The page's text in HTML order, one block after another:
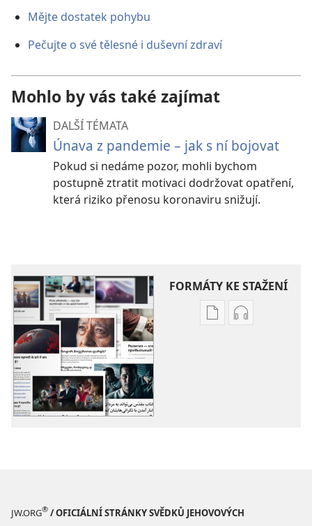
Mějte dostatek pohybu
Pečujte o své tělesné i duševní zdraví
Mohlo by vás také zajímat
DALŠÍ TÉMATA
Únava z pandemie – jak s ní bojovat
Pokud si nedáme pozor, mohli bychom
postupně ztratit motivaci dodržovat opatření,
která riziko přenosu koronaviru snižují.
FORMÁTY KE STAŽENÍ
FormátyFormáty
JW.ORG® / OFICIÁLNÍ STRÁNKY SVĚDKŮ JEHOVOVÝCH